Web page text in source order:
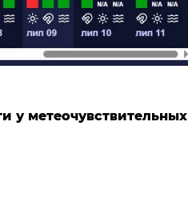
у метеочувствительных